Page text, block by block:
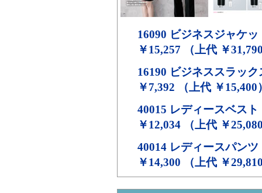
16090 ビジネスジャケッ
￥15,257 （上代 ￥
16190 ビジネススラック
￥7,392 （上代 ￥15,400
40015 レディースベスト
￥12,034 （上代 ￥
40014 レディースパンツ
￥14,300 （上代 ￥